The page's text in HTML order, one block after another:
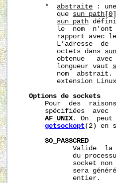
       *
abstraite :
          que
sun_path[0]
sun_path
le  nom  n’ont
rapport avec
L’adresse  de
          octets dans
obtenue
          longueur vaut
nom  abstrait.
extension
Options de sockets
Pour  des
spécifiées  avec
AF_UNIX. On
getsockopt (2) en
SO_PASSCRED
Valide  la
du
socket non
sera
              entier.